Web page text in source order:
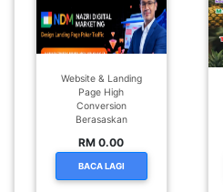
Website & Landing
Page High
Conversion
Berasaskan
RM 0.00
BACA LAGI